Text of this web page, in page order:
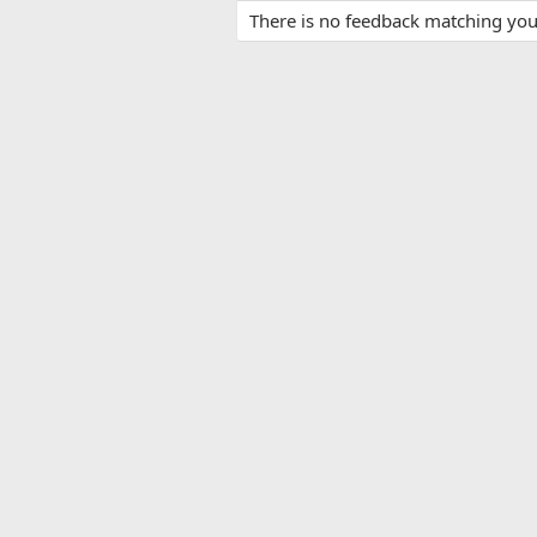
There is no feedback matching